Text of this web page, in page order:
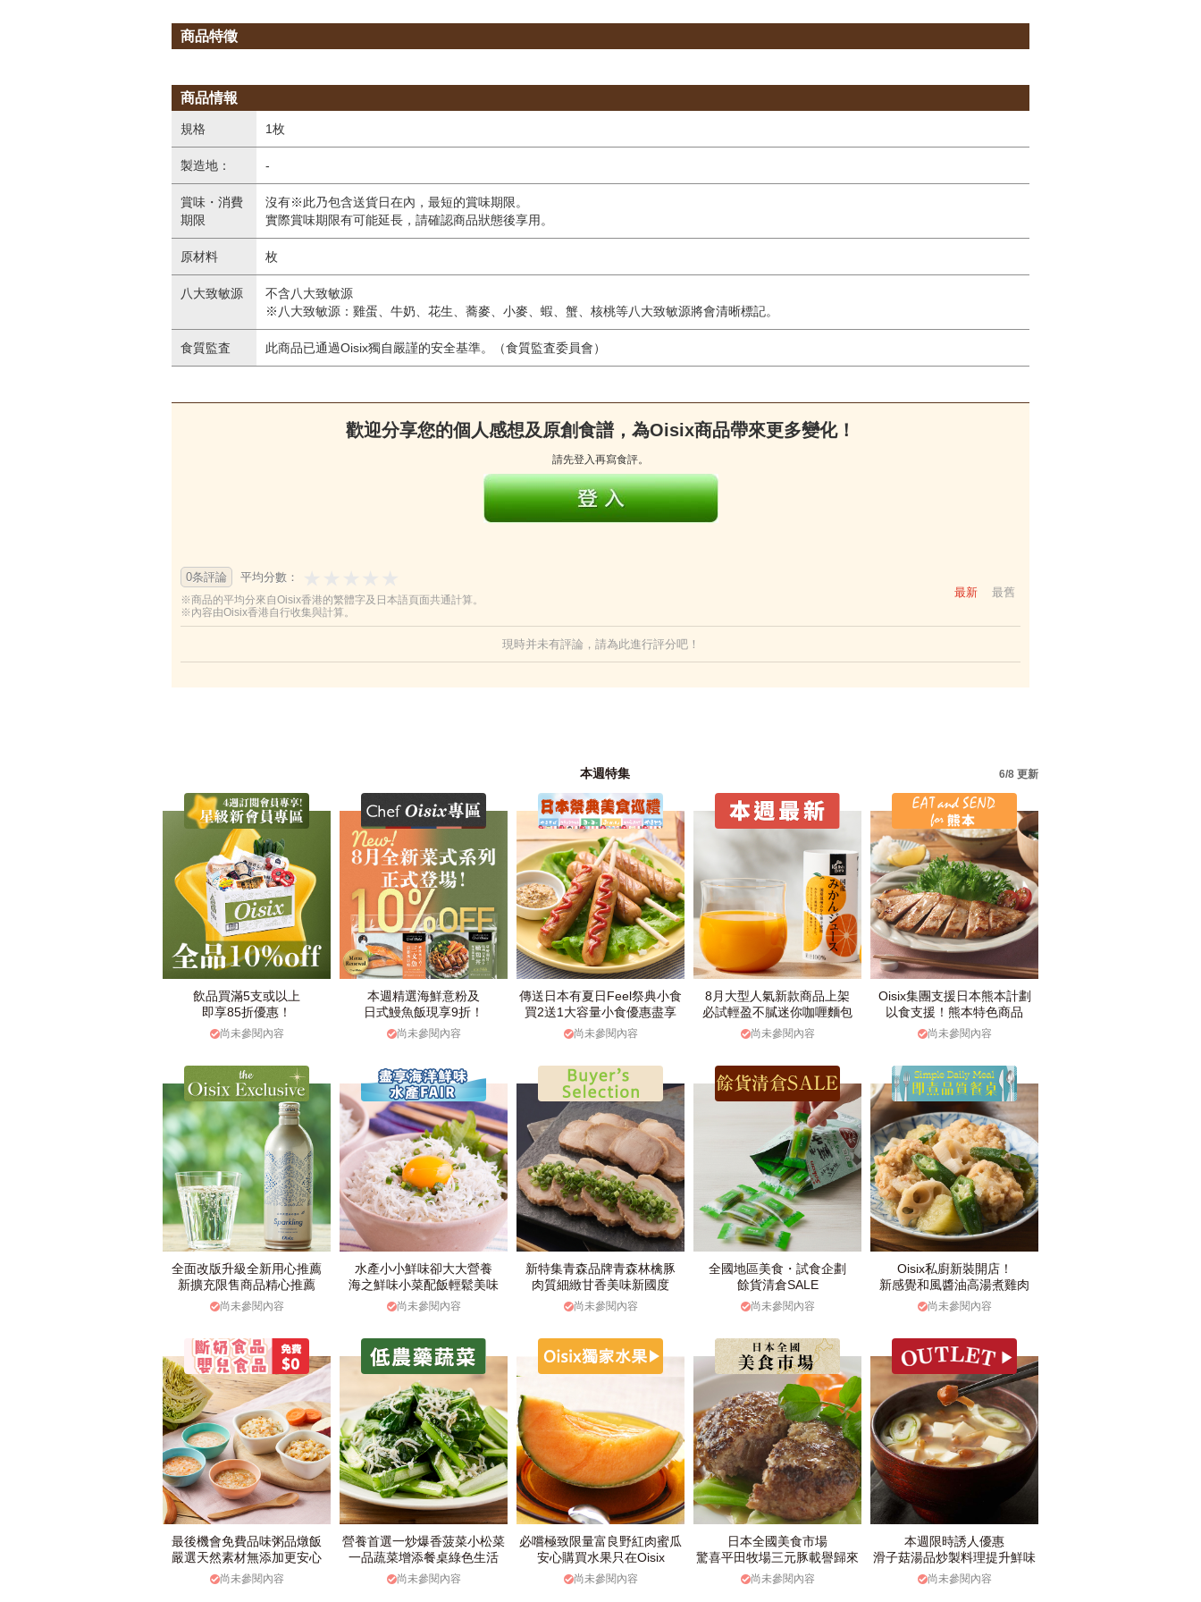
商品特徵
商品情報
規格 1枚
製造地： ‐
賞味・消費
期限
沒有※此乃包含送貨日在內，最短的賞味期限。
實際賞味期限有可能延長，請確認商品狀態後享用。
原材料 枚
八大致敏源
不含八大致敏源
※八大致敏源：雞蛋、牛奶、花生、蕎麥、小麥、蝦、蟹、核桃等八大致敏源將會清晰標記。
食質監査 此商品已通過Oisix獨自嚴謹的安全基準。（食質監査委員會）
歡迎分享您的個人感想及原創食譜，為Oisix商品帶來更多變化！
請先登入再寫食評。
最新 最舊
0条評論 平均分數：
※商品的平均分來自Oisix香港的繁體字及日本語頁面共通計算。
※內容由Oisix香港自行收集與計算。
現時并未有評論，請為此進行評分吧！
本週特集 6/8 更新
飲品買滿5支或以上
即享85折優惠！
尚未參閱內容
本週精選海鮮意粉及
日式鰻魚飯現享9折！
尚未參閱內容
傳送日本有夏日Feel祭典小食
買2送1大容量小食優惠盡享
尚未參閱內容
8月大型人氣新款商品上架
必試輕盈不膩迷你咖喱麵包
尚未參閱內容
Oisix集團支援日本熊本計劃
以食支援！熊本特色商品
尚未參閱內容
全面改版升級全新用心推薦
新擴充限售商品精心推薦
尚未參閱內容
水產小小鮮味卻大大營養
海之鮮味小菜配飯輕鬆美味
尚未參閱內容
新特集青森品牌青森林檎豚
肉質細緻甘香美味新國度
尚未參閱內容
全國地區美食・試食企劃
餘貨清倉SALE
尚未參閱內容
Oisix私廚新裝開店！
新感覺和風醬油高湯煮雞肉
尚未參閱內容
最後機會免費品味粥品燉飯
嚴選天然素材無添加更安心
尚未參閱內容
營養首選一炒爆香菠菜小松菜
一品蔬菜增添餐桌綠色生活
尚未參閱內容
必嚐極致限量富良野紅肉蜜瓜
安心購買水果只在Oisix
尚未參閱內容
日本全國美食市場
驚喜平田牧場三元豚載譽歸來
尚未參閱內容
本週限時誘人優惠
滑子菇湯品炒製料理提升鮮味
尚未參閱內容